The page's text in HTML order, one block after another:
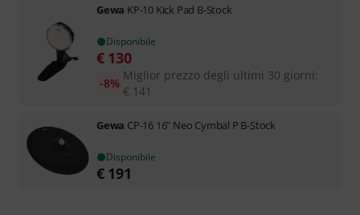
Gewa KP-10 Kick Pad B-Stock
Disponibile
€ 130
Miglior prezzo degli ultimi 30 giorni:
€ 141
-8%
Gewa CP-16 16" Neo Cymbal P B-Stock
Disponibile
€ 191